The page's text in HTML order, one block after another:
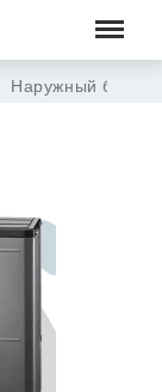
Наружный блок